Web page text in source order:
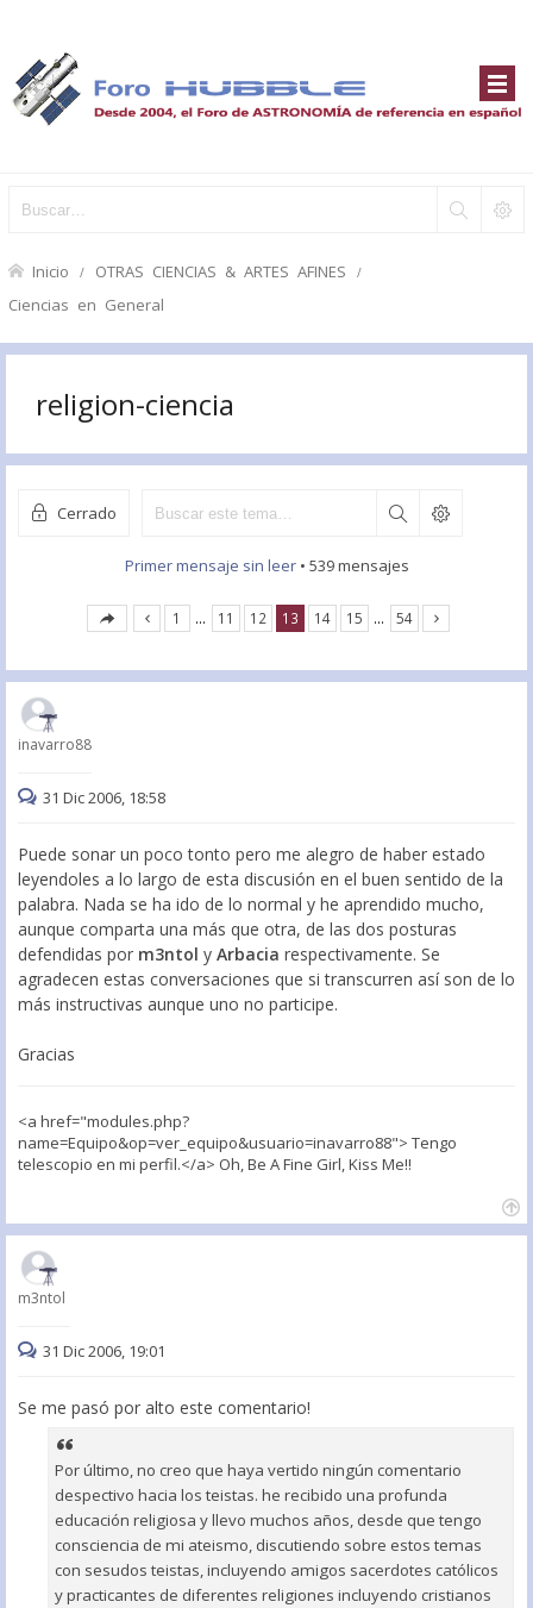
Inicio OTRAS CIENCIAS & ARTES AFINES
Ciencias en General
religion-ciencia
Cerrado
Primer mensaje sin leer• 539 mensajes
1 … 11 12 13 14 15 … 54
inavarro88
31 Dic 2006, 18:58
Puede sonar un poco tonto pero me alegro de haber estado
leyendoles a lo largo de esta discusión en el buen sentido de la
palabra. Nada se ha ido de lo normal y he aprendido mucho,
aunque comparta una más que otra, de las dos posturas
defendidas por m3ntol y Arbacia respectivamente. Se
agradecen estas conversaciones que si transcurren así son de lo
más instructivas aunque uno no participe.
Gracias
<a href="modules.php?
name=Equipo&op=ver_equipo&usuario=inavarro88"> Tengo
telescopio en mi perfil.</a> Oh, Be A Fine Girl, Kiss Me!!
m3ntol
31 Dic 2006, 19:01
Se me pasó por alto este comentario!
Por último, no creo que haya vertido ningún comentario
despectivo hacia los teistas. he recibido una profunda
educación religiosa y llevo muchos años, desde que tengo
consciencia de mi ateismo, discutiendo sobre estos temas
con sesudos teistas, incluyendo amigos sacerdotes católicos
y practicantes de diferentes religiones incluyendo cristianos